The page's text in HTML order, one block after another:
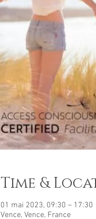
Time &
01 mai 2023, 09:30 – 17:30
Vence, Vence, France